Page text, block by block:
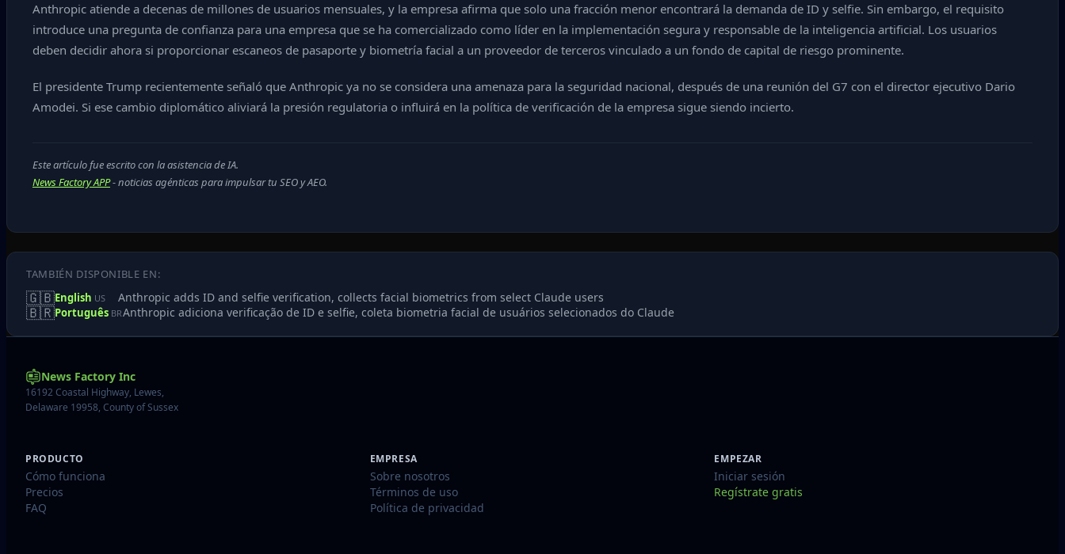
Anthropic atiende a decenas de millones de usuarios mensuales, y la empresa afirma que solo una fracción menor encontrará la demanda de ID y selfie. Sin embargo, el requisito
introduce una pregunta de confianza para una empresa que se ha comercializado como líder en la implementación segura y responsable de la inteligencia artificial. Los usuarios
deben decidir ahora si proporcionar escaneos de pasaporte y biometría facial a un proveedor de terceros vinculado a un fondo de capital de riesgo prominente.
El presidente Trump recientemente señaló que Anthropic ya no se considera una amenaza para la seguridad nacional, después de una reunión del G7 con el director ejecutivo Dario
Amodei. Si ese cambio diplomático aliviará la presión regulatoria o influirá en la política de verificación de la empresa sigue siendo incierto.
Este artículo fue escrito con la asistencia de IA.
News Factory APP- noticias agénticas para impulsar tu SEO y AEO.
TAMBIÉN DISPONIBLE EN:
🇬🇧English US Anthropic adds ID and selfie verification, collects facial biometrics from select Claude users
🇧🇷Português BRAnthropic adiciona verificação de ID e selfie, coleta biometria facial de usuários selecionados do Claude
News Factory Inc
16192 Coastal Highway, Lewes,
Delaware 19958, County of Sussex
PRODUCTO
Cómo funciona
Precios
FAQ
EMPRESA
Sobre nosotros
Términos de uso
Política de privacidad
EMPEZAR
Iniciar sesión
Regístrate gratis